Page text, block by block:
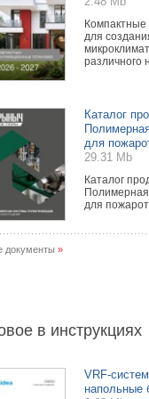
Компактные
для
различного
Каталог
для
29.31 Mb
Каталог
Полимерная
для
документы »
в инструкциях
VRF-
напольные